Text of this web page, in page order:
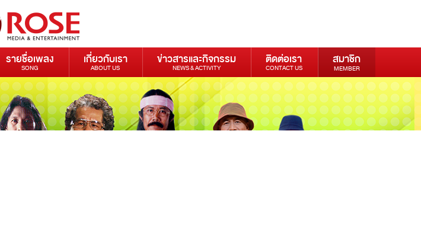
รายชื่อเพลง
SONG
เกี่ยวกับเรา
ABOUT US
ข่าวสารและกิจกรรม
NEWS & ACTIVITY
ติดต่อเรา
CONTACT US
สมาชิก
MEMBER